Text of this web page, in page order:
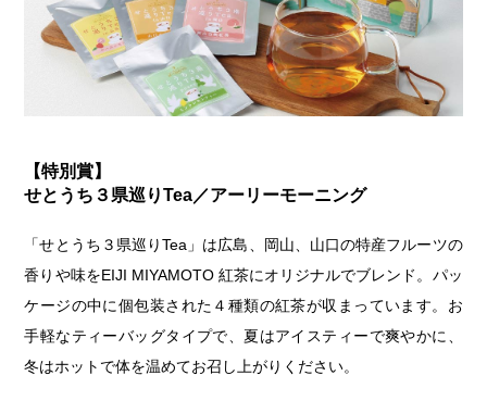
【特別賞】
せとうち３県巡りTea／アーリーモーニング
「せとうち３県巡りTea」は広島、岡山、山口の特産フルーツの
香りや味をEIJI MIYAMOTO 紅茶にオリジナルでブレンド。パッ
ケージの中に個包装された４種類の紅茶が収まっています。お
手軽なティーバッグタイプで、夏はアイスティーで爽やかに、
冬はホットで体を温めてお召し上がりください。